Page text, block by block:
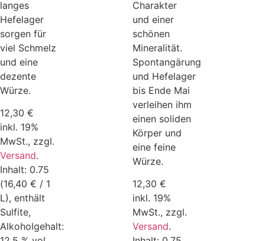
langes
Hefelager
sorgen für
viel Schmelz
und eine
dezente
Würze.
12,30 €
inkl. 19%
MwSt., zzgl.
Versand.
Inhalt: 0.75
(16,40 € / 1
L), enthält
Sulfite,
Alkoholgehalt:
Charakter
und einer
schönen
Mineralität.
Spontangärung
und Hefelager
bis Ende Mai
verleihen ihm
einen soliden
Körper und
eine feine
Würze.
12,30 €
inkl. 19%
MwSt., zzgl.
Versand.